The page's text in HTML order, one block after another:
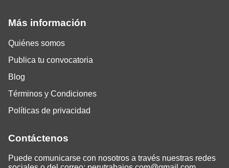
Más información
Quiénes somos
Publica tu convocatoria
Blog
Términos y Condiciones
Políticas de privacidad
Contáctenos
Puede comunicarse con nosotros a través nuestras redes